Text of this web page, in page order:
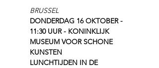
BRUSSEL
DONDERDAG 16 OKTOBER -
11:30 UUR - KONINKLIJK
MUSEUM VOOR SCHONE
KUNSTEN
LUNCHTIJDEN IN DE